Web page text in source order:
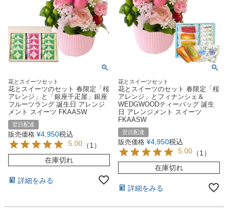
花とスイーツセット
花とスイーツのセット 春限定「桜
アレンジ」と「銀座千疋屋」銀座
フルーツラング 誕生日 アレンジ
メント スイーツ FKAASW
翌日配達
販売価格 ¥4,950税込
5.00 （1 ）
在庫切れ
詳細をみる
花とスイーツセット
花とスイーツのセット 春限定「桜
アレンジ」とフィナンシェ＆
WEDGWOODティーバッグ 誕生
日 アレンジメント スイーツ
FKAASW
翌日配達
販売価格 ¥4,950税込
5.00 （1 ）
在庫切れ
詳細をみる